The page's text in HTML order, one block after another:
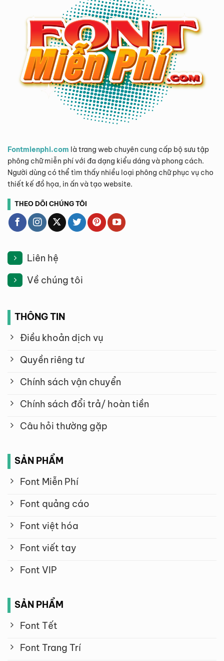
Fontmienphi.com là trang web chuyên cung cấp bộ sưu tập
phông chữ miễn phí với đa dạng kiểu dáng và phong cách.
Người dùng có thể tìm thấy nhiều loại phông chữ phục vụ cho
thiết kế đồ họa, in ấn và tạo website.
THEO DÕI CHÚNG TÔI
Liên hệ
Về chúng tôi
THÔNG TIN
Điều khoản dịch vụ
Quyền riêng tư
Chính sách vận chuyển
Chính sách đổi trả/ hoàn tiền
Câu hỏi thường gặp
SẢN PHẨM
Font Miễn Phí
Font quảng cáo
Font việt hóa
Font viết tay
Font VIP
SẢN PHẨM
Font Tết
Font Trang Trí